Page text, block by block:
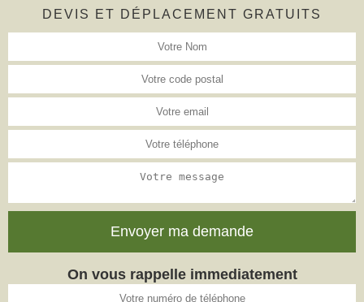
DEVIS ET DÉPLACEMENT GRATUITS
On vous rappelle immediatement